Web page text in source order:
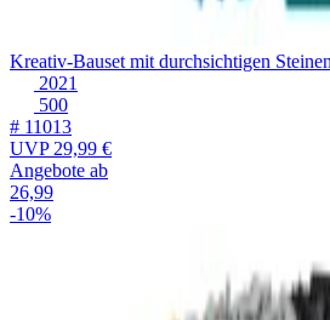
Kreativ-Bauset mit durchsichtigen Steinen
2021
500
# 11013
UVP29,99 €
Angebote ab
26,99
-10%